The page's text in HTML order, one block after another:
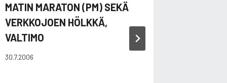
MATIN MARATON (PM) SEKÄ
VERKKOJOEN HÖLKKÄ,
VALTIMO
30.7.2006